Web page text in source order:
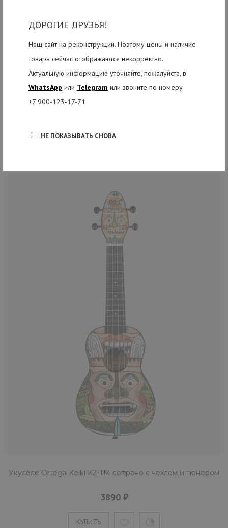
ДОРОГИЕ ДРУЗЬЯ!
Наш сайт на реконструкции. Поэтому цены и наличие
товара сейчас отображаются некорректно.
Актуальную информацию уточняйте, пожалуйста, в
WhatsApp или Telegram или звоните по номеру
+7 900-123-17-71
НЕ ПОКАЗЫВАТЬ СНОВА
на укулеле без дискомфорта. Гавайская гитара SM "Винни и Тигра"
играть на гитаре.
Перед отправкой наш опытный мастер подготовит инструмент для
вас: проверит, отрегулирует и все настроит.
РЕКОМЕНДУЕМЫЕ ТОВАРЫ
Укулеле Ortega Keiki K2-TM сопрано с чехлом и тюнером
3890 ₽
КУПИТЬ